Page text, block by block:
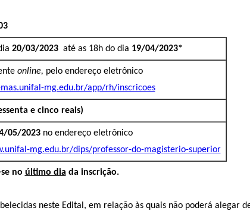
20/03/2023 até as 18h do dia 19/04/2023*
online, pelo endereço eletrônico
mg.edu.br/app/rh/inscricoes
e cinco reais)
05/2023 no endereço eletrônico
mg.edu.br/dips/professor-do-magisterio-superior
no último dia da inscrição.
neste Edital, em relação às quais não poderá alegar